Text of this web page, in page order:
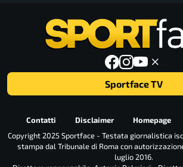
Sportface TV
Contatti Disclaimer Homepage
Copyright 2025 Sportface - Testata giornalistica
stampa dal Tribunale di Roma con
luglio 2016.